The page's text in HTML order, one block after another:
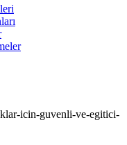
icin-guvenli-ve-egitici-